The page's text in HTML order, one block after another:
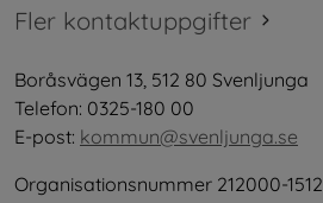
Fler kontaktuppgifter
Boråsvägen 13, 512 80 Svenljunga
Telefon: 0325-180 00
E-post: kommun@svenljunga.se
Organisationsnummer 212000-1512